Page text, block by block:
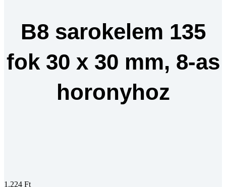
horonyhoz
mennyiségB8 sarokelem 135
fok 30 x 30 mm, 8-as
horonyhoz
1.224 Ft